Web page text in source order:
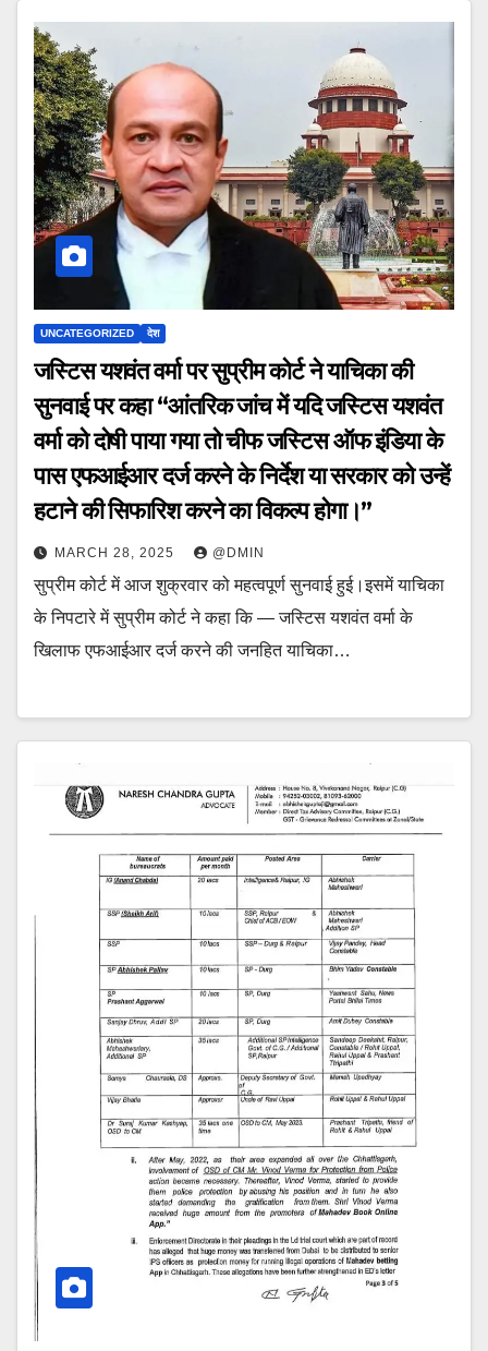
UNCATEGORIZED देश
जस्टिस यशवंत वर्मा पर सुप्रीम कोर्ट ने याचिका की
सुनवाई पर कहा “आंतरिक जांच में यदि जस्टिस यशवंत
वर्मा को दोषी पाया गया तो चीफ जस्टिस ऑफ इंडिया के
पास एफआईआर दर्ज करने के निर्देश या सरकार को उन्हें
हटाने की सिफारिश करने का विकल्प होगा।”
MARCH 28, 2025 @DMIN
सुप्रीम कोर्ट में आज शुक्रवार को महत्वपूर्ण सुनवाई हुई।इसमें याचिका
के निपटारे में सुप्रीम कोर्ट ने कहा कि — जस्टिस यशवंत वर्मा के
खिलाफ एफआईआर दर्ज करने की जनहित याचिका…